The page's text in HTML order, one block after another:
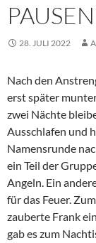
28. JULI 2022
Nach den
erst später
zwei Nächte
Ausschlafen und
Namensrunde
ein Teil der
Angeln. Ein
für das Feuer.
zauberte Frank
gab es zum